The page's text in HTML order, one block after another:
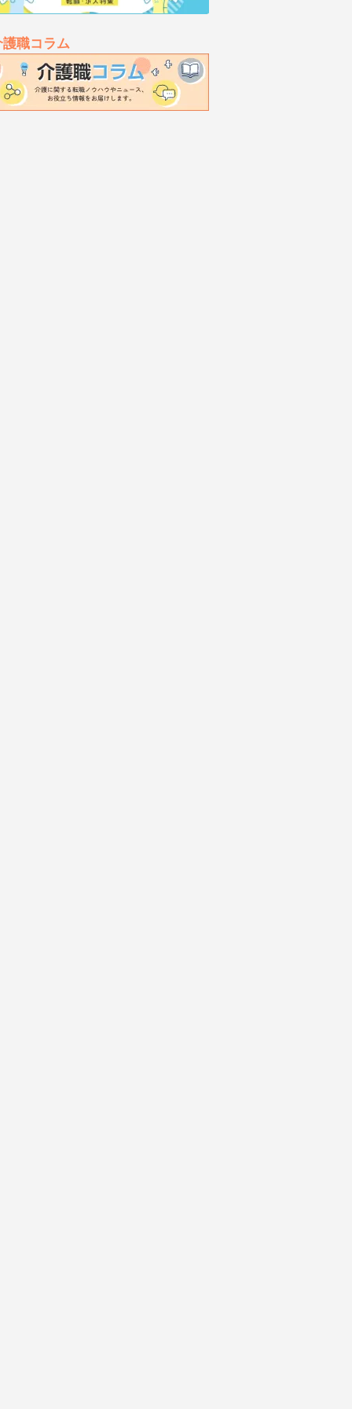
護職コラム